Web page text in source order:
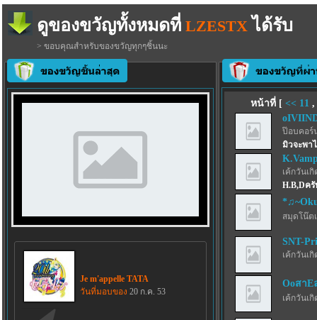
ดูของขวัญทั้งหมดที่ LZESTX ได้รับ
> ขอบคุณสำหรับของขวัญทุกๆชิ้นนะ
Je m'appelle TATA
วันที่มอบของ 20 ก.ค. 53
หน้าที่ [ << 11 ,
ป๊อบคอร์
มิวจะพา
เค้กวันเ
H.B,Dค
สมุดโน๊ต
SNT-
เค้กวันเ
OoสาE
เค้กวันเ